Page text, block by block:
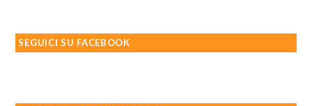
SEGUICI SU FACEBOOK